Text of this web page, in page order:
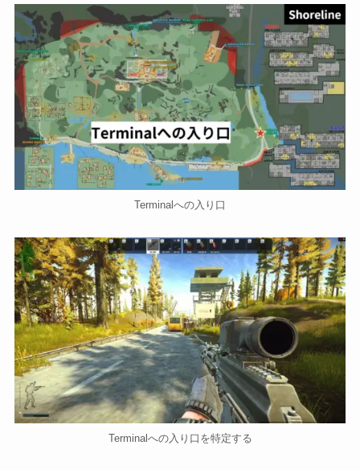
Terminalへの入り口
Terminalへの入り口を特定する